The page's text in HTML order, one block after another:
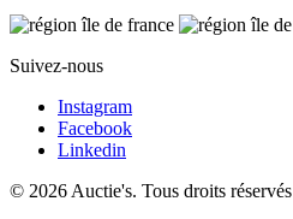
Suivez-nous
Instagram
Facebook
Linkedin
© 2026 Auctie's. Tous droits réservés